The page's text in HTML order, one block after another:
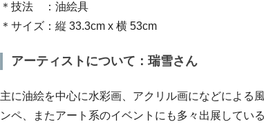
＊技法 ：油絵具
＊サイズ：縦 33.3cm x 横 53cm
アーティストについて：瑞雪さん
主に油絵を中心に水彩画、アクリル画になどによる
ンペ、またアート系のイベントにも多々出展してい